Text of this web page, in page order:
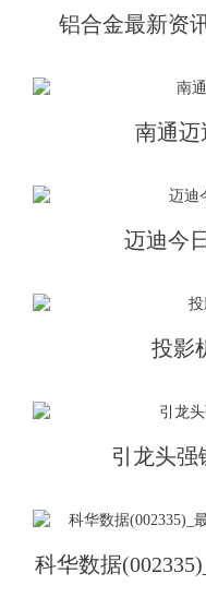
铝合金最新资
南通迈
迈迪今
投影
引龙头强
科华数据